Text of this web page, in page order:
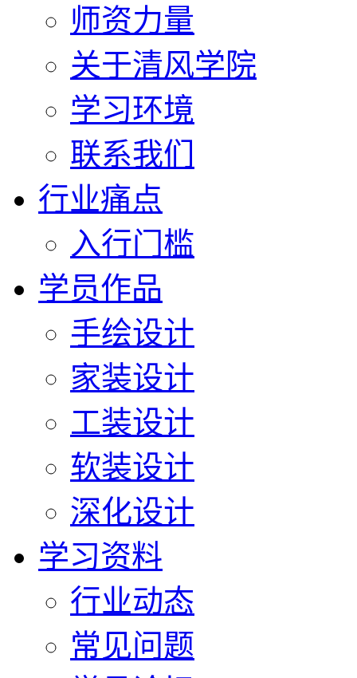
师资力量
关于清风学院
学习环境
联系我们
行业痛点
入行门槛
学员作品
手绘设计
家装设计
工装设计
软装设计
深化设计
学习资料
行业动态
常见问题